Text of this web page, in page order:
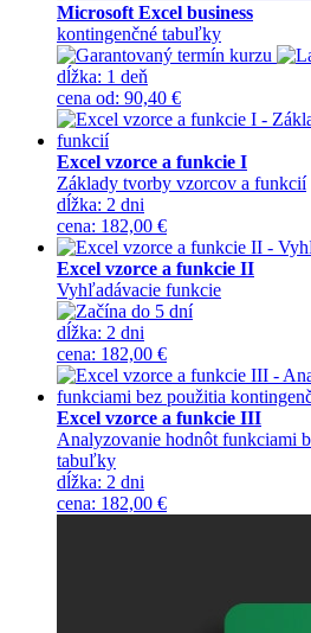
Microsoft Excel business
kontingenčné tabuľky
dĺžka: 1 deň
cena od: 90,40 €
Excel vzorce a funkcie I
Základy tvorby vzorcov a funkcií
dĺžka: 2 dni
cena: 182,00 €
Excel vzorce a funkcie II
Vyhľadávacie funkcie
dĺžka: 2 dni
cena: 182,00 €
Excel vzorce a funkcie III
Analyzovanie hodnôt funkciami
tabuľky
dĺžka: 2 dni
cena: 182,00 €